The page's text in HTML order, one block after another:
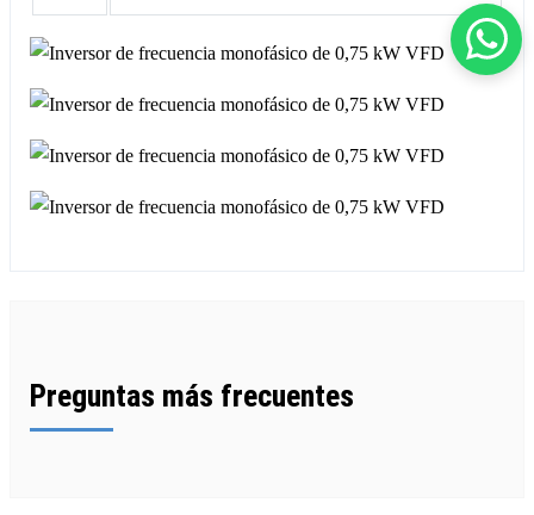
Preguntas más frecuentes